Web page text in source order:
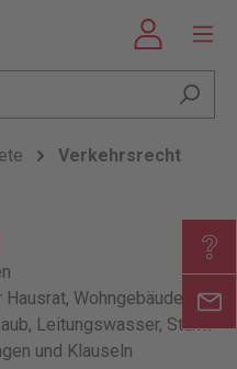
Verkehrsrecht
Wohngebäude,
Leitungswasser, Sturm
und Klauseln